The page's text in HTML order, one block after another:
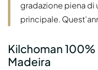
gradazione piena
principale.
Kilchoman 100%
Madeira